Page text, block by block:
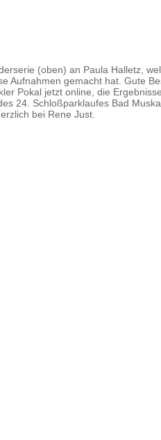
(oben) an Paula Halletz,
Aufnahmen gemacht hat. Gute
Pokal jetzt online, die
24. Schloßparklaufes Bad
bei Rene Just.